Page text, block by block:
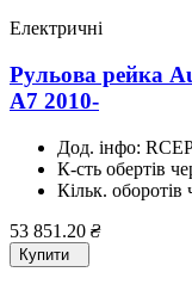
Електричні
Рульова рейка
A7 2010-
Дод. інфо:
К-сть обертів
Кільк. оборотів
53 851.20 ₴
Купити